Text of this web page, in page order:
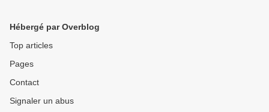
Hébergé par Overblog
Top articles
Pages
Contact
Signaler un abus